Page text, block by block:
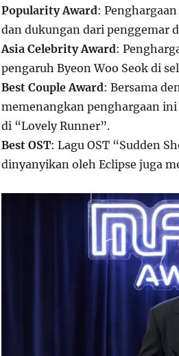
Popularity Award:
dan dukungan dari penggemar
Asia Celebrity Award:
pengaruh Byeon Woo Seok di
Best Couple Award: Bersama
memenangkan penghargaan
di “Lovely Runner”.
Best OST: Lagu OST “Sudden
dinyanyikan oleh Eclipse juga